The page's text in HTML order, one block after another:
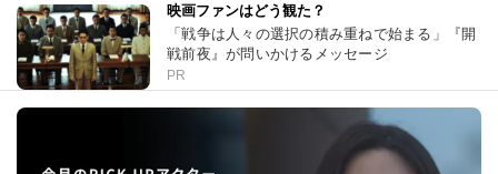
映画ファンはどう観た？
「戦争は人々の選択の積み重ねで始まる」『開
戦前夜』が問いかけるメッセージ
PR